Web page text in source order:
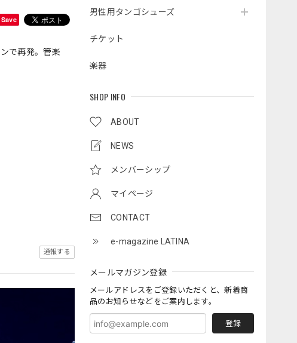
男性用タンゴシューズ
チケット
楽器
SHOP INFO
ABOUT
NEWS
メンバーシップ
マイページ
CONTACT
e-magazine LATINA
メールマガジン登録
メールアドレスをご登録いただくと、新着商
品のお知らせなどをご案内します。
登録
Save
で再発。管楽
通報する